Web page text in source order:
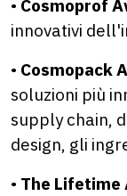
• Cosmoprof
innovativi
• Cosmopack
soluzioni più
supply chain,
design, gli
• The Lifetime